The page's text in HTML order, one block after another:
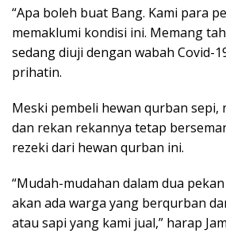
“Apa boleh buat Bang. Kami para
memaklumi kondisi ini. Memang
sedang diuji dengan wabah Covid-
prihatin.
Meski pembeli hewan qurban sepi,
dan rekan rekannya tetap
rezeki dari hewan qurban ini.
“Mudah-mudahan dalam dua
akan ada warga yang berqurban
atau sapi yang kami jual,” harap